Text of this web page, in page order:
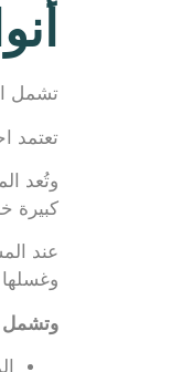
تشمل
تعتمد
وتُعد
كبيرة
عند
وتشمل